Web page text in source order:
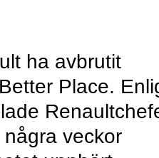
ha avbrutit
Place.
veckor